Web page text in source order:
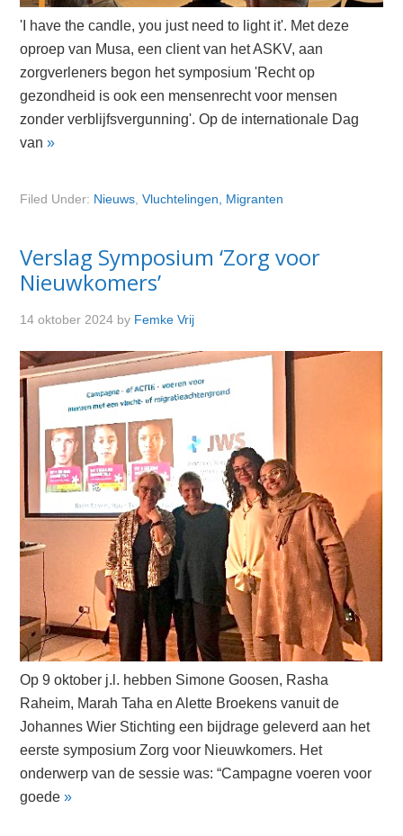
'I have the candle, you just need to light it'. Met deze
oproep van Musa, een client van het ASKV, aan
zorgverleners begon het symposium 'Recht op
gezondheid is ook een mensenrecht voor mensen
zonder verblijfsvergunning'. Op de internationale Dag
van»
Filed Under: Nieuws ,Vluchtelingen, Migranten
Verslag Symposium ‘Zorg voor
Nieuwkomers’
14 oktober 2024 by Femke Vrij
Op 9 oktober j.l. hebben Simone Goosen, Rasha
Raheim, Marah Taha en Alette Broekens vanuit de
Johannes Wier Stichting een bijdrage geleverd aan het
eerste symposium Zorg voor Nieuwkomers. Het
onderwerp van de sessie was: “Campagne voeren voor
goede»